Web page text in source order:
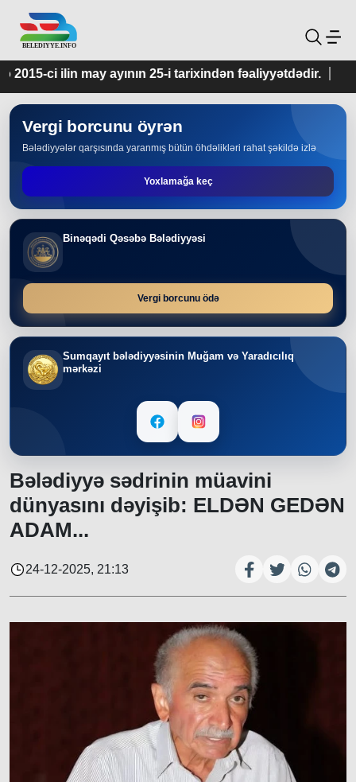
25-i tarixindən fəaliyyətdədir.
Vergi borcunu öyrən
Bələdiyyələr qarşısında yaranmış bütün öhdəlikləri rahat şəkildə izlə
Yoxlamağa keç
Binəqədi Qəsəbə Bələdiyyəsi
Vergi borcunu ödə
Sumqayıt bələdiyyəsinin Muğam və Yaradıcılıq
mərkəzi
Bələdiyyə sədrinin müavini
dünyasını dəyişib: ELDƏN GEDƏN
ADAM...
24-12-2025, 21:13